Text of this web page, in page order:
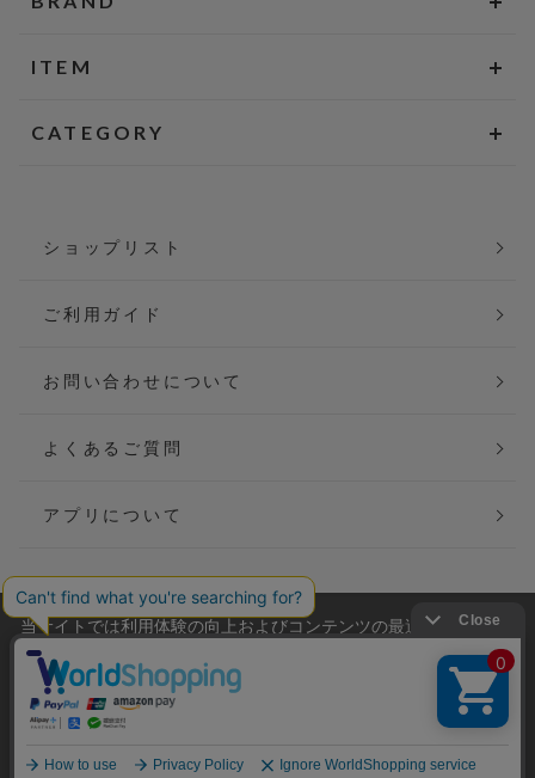
ITEM
CATEGORY
ショップリスト
ご利用ガイド
お問い合わせについて
よくあるご質問
アプリについて
会社概要
ご利用規約
当サイトでは利用体験の向上およびコンテンツの最適な提供、ト
ラフィックの分析を目的としてCookieを使用しています。
サイトの閲覧を継続された場合、Cookieの利用に同意したことも
のといたします。
詳細については
をご確認ください。
承諾する